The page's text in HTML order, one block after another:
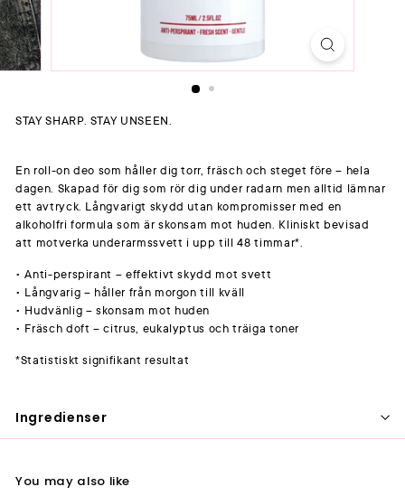
STAY SHARP. STAY UNSEEN.
En roll-on deo som håller dig torr, fräsch och steget före – hela
dagen. Skapad för dig som rör dig under radarn men alltid lämnar
ett avtryck. Långvarigt skydd utan kompromisser med en
alkoholfri formula som är skonsam mot huden. Kliniskt bevisad
att motverka underarmssvett i upp till 48 timmar*.
• Anti-perspirant – effektivt skydd mot svett
• Långvarig – håller från morgon till kväll
• Hudvänlig – skonsam mot huden
• Fräsch doft – citrus, eukalyptus och träiga toner
*Statistiskt signifikant resultat
Ingredienser
You may also like